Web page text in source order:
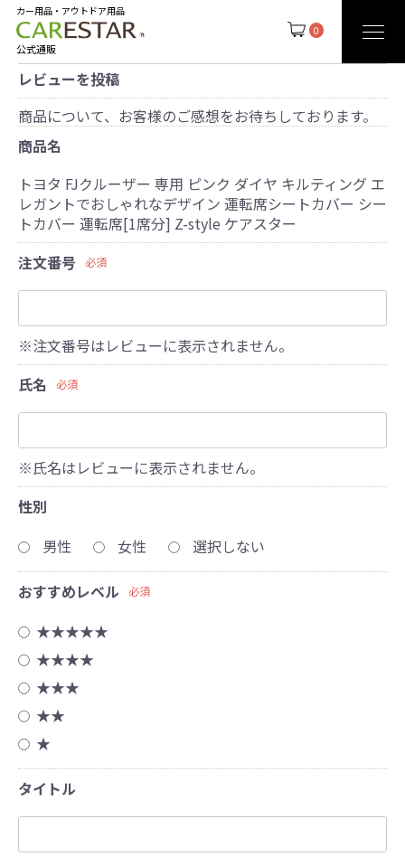
0
カー用品・アウトドア用品
公式通販
レビューを投稿
商品について、お客様のご感想をお待ちしております。
商品名
トヨタ FJクルーザー 専用 ピンク ダイヤ キルティング エ
レガントでおしゃれなデザイン 運転席シートカバー シー
トカバー 運転席[1席分] Z-style ケアスター
注文番号
必須
※注文番号はレビューに表示されません。
氏名
必須
※氏名はレビューに表示されません。
性別
男性
女性 選択しない
おすすめレベル 必須
★★★★★
★★★★
★★★
★★
★
タイトル